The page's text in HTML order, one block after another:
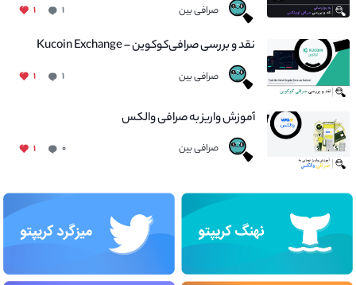
صرافی بین ۱ ۱
نقد و بررسی صرافی‌کوکوین – Kucoin Exchange
صرافی بین ۱ ۱
آموزش واریز به صرافی والکس
صرافی بین ۰ ۱